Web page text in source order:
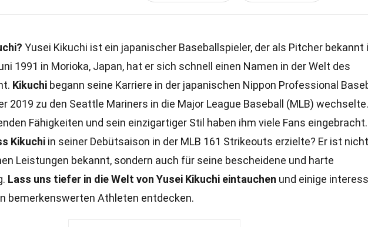
Yusei Kikuchi ist ein japanischer Baseballspieler, der als Pitcher bekannt
1991 in Morioka, Japan, hat er sich schnell einen Namen in der Welt des
Kikuchi begann seine Karriere in der japanischen Nippon Professional
2019 zu den Seattle Mariners in die Major League Baseball (MLB) wechselte.
Fähigkeiten und sein einzigartiger Stil haben ihm viele Fans eingebracht.
Kikuchi in seiner Debütsaison in der MLB 161 Strikeouts erzielte? Er ist
Leistungen bekannt, sondern auch für seine bescheidene und harte
Lass uns tiefer in die Welt von Yusei Kikuchi eintauchen und einige
bemerkenswerten Athleten entdecken.